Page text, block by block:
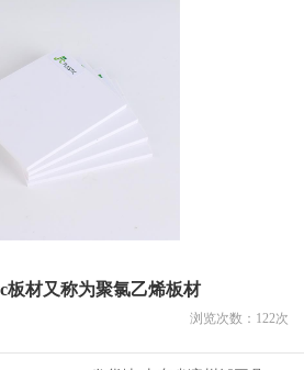
板材又称为聚氯乙烯板材
浏览次数： 122次